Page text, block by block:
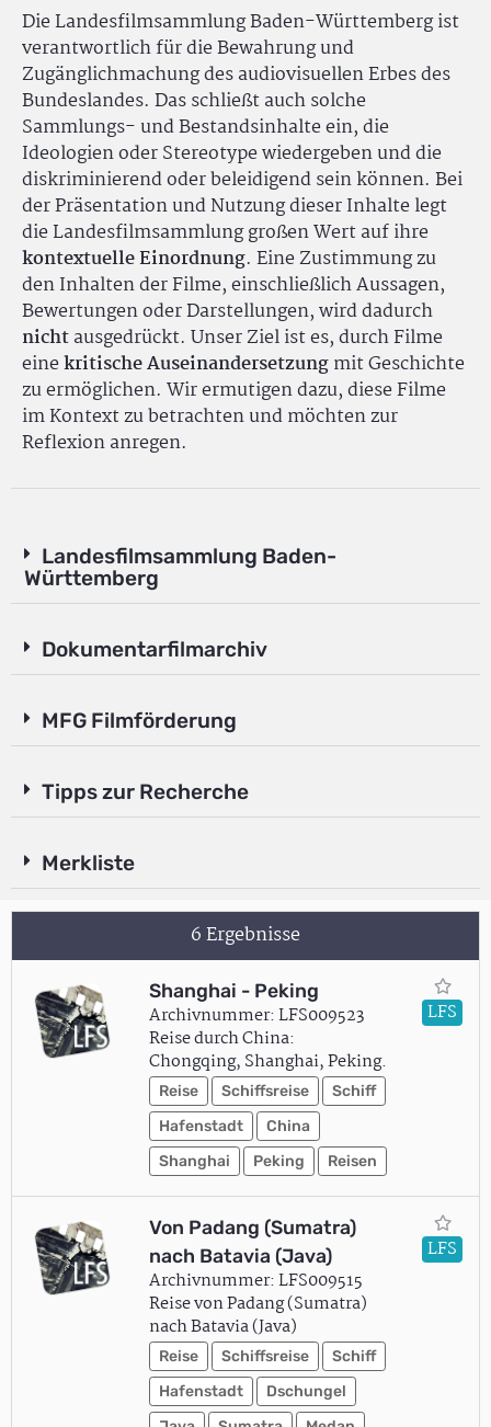
Die Landesfilmsammlung Baden-Württemberg ist
verantwortlich für die Bewahrung und
Zugänglichmachung des audiovisuellen Erbes des
Bundeslandes. Das schließt auch solche
Sammlungs- und Bestandsinhalte ein, die
Ideologien oder Stereotype wiedergeben und die
diskriminierend oder beleidigend sein können. Bei
der Präsentation und Nutzung dieser Inhalte legt
die Landesfilmsammlung großen Wert auf ihre
kontextuelle Einordnung. Eine Zustimmung zu
den Inhalten der Filme, einschließlich Aussagen,
Bewertungen oder Darstellungen, wird dadurch
nichtausgedrückt. Unser Ziel ist es, durch Filme
einekritische Auseinandersetzungmit Geschichte
zu ermöglichen. Wir ermutigen dazu, diese Filme
im Kontext zu betrachten und möchten zur
Reflexion anregen.
Landesfilmsammlung Baden-
Württemberg
Dokumentarfilmarchiv
MFG Filmförderung
Tipps zur Recherche
Merkliste
6 Ergebnisse
Shanghai - Peking
Archivnummer: LFS009523
Reise durch China:
Chongqing, Shanghai, Peking.
Reise Schiffsreise
Schiff
Hafenstadt
China
Shanghai
Peking Reisen
LFS
Von Padang (Sumatra)
nach Batavia (Java)
Archivnummer: LFS009515
Reise von Padang (Sumatra)
nach Batavia (Java)
Reise Schiffsreise
Schiff
Hafenstadt
Dschungel
LFS